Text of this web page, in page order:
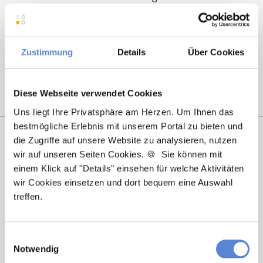
Zustimmung Details Über Cookies
Diese Webseite verwendet Cookies
Uns liegt Ihre Privatsphäre am Herzen. Um Ihnen das
bestmögliche Erlebnis mit unserem Portal zu bieten und
die Zugriffe auf unsere Website zu analysieren, nutzen
wir auf unseren Seiten Cookies. 🍪 Sie können mit
einem Klick auf "Details" einsehen für welche Aktivitäten
wir Cookies einsetzen und dort bequem eine Auswahl
treffen.
Notwendig
Augsburg|Berlin|Düsseldorf|Erlangen|Hamburg|Hannover|
Heidelberg|Krefeld |Mannheim |München|
Nürnberg|Ulm|Wuppertal|Würzburg|